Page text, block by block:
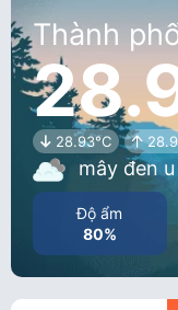
Thành
28.93°C
mây đen
Độ ẩm
80%